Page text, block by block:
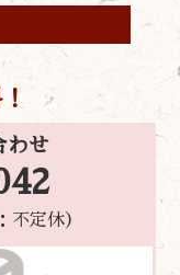
わせ
不定休）